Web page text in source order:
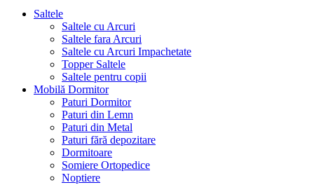
Saltele
Saltele cu Arcuri
Saltele fara Arcuri
Saltele cu Arcuri Impachetate
Topper Saltele
Saltele pentru copii
Mobilă Dormitor
Paturi Dormitor
Paturi din Lemn
Paturi din Metal
Paturi fără depozitare
Dormitoare
Somiere Ortopedice
Noptiere